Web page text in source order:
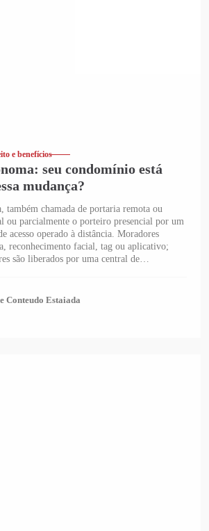
e benefícios
seu condomínio está
mudança?
também chamada de portaria remota ou
ou parcialmente o porteiro presencial por um
acesso operado à distância. Moradores
reconhecimento facial, tag ou aplicativo;
são liberados por uma central de
Conteudo Estaiada